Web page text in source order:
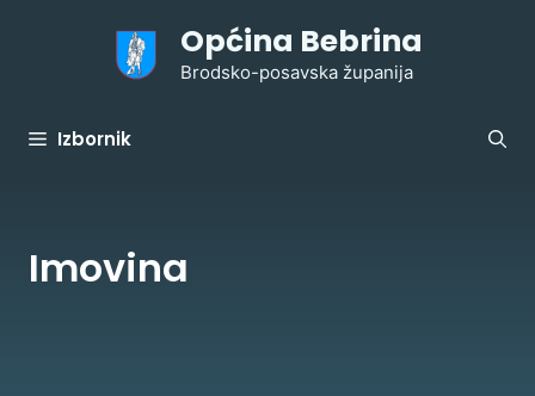
Općina Bebrina
Brodsko-posavska županija
Izbornik
Imovina